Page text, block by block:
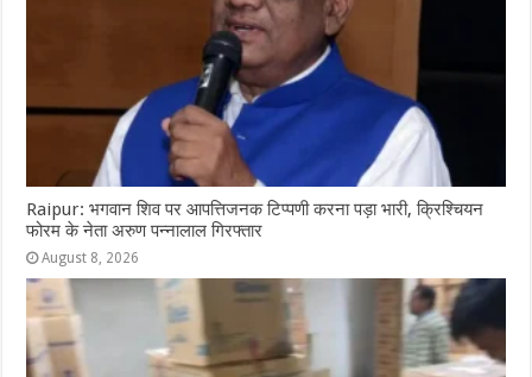
Raipur: भगवान शिव पर आपत्तिजनक टिप्पणी करना पड़ा भारी, क्रिश्चियन
फोरम के नेता अरुण पन्नालाल गिरफ्तार
August 8, 2026